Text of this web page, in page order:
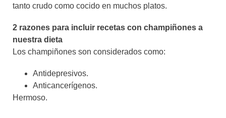
tanto crudo como cocido en muchos platos.
2 razones para incluir recetas con champiñones a
nuestra dieta
Los champiñones son considerados como:
Antidepresivos.
Anticancerígenos.
Hermoso.